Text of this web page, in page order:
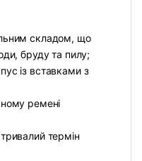
складом, що
бруду та пилу;
із вставками з
ремені
термін